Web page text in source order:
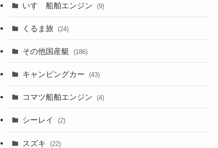
いすゞ船舶エンジン (9)
くるま旅 (24)
その他国産艇 (186)
キャンピングカー (43)
コマツ船舶エンジン (4)
シーレイ (2)
スズキ (22)